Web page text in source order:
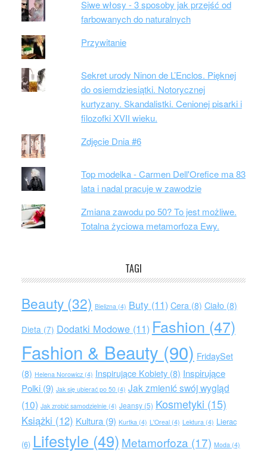
Siwe włosy - 3 sposoby jak przejść od
farbowanych do naturalnych
Przywitanie
Sekret urody Ninon de L’Enclos. Pięknej
do osiemdziesiątki. Notorycznej
kurtyzany. Skandalistki. Cenionej pisarki i
filozofki XVII wieku.
Zdjęcie Dnia #6
Top modelka - Carmen Dell'Orefice ma 83
lata i nadal pracuje w zawodzie
Zmiana zawodu po 50? To jest możliwe.
Totalna życiowa metamorfoza Ewy.
TAGI
Beauty(32) Bielizna (4) Buty(11) Cera (8) Ciało(8)
Dieta (7) Dodatki Modowe(11) Fashion (47)
Fashion & Beauty (90) FridaySet
(8) Helena Norowicz(4) Inspirujące Kobiety(8) Inspirujące
Polki(9) Jak się ubierać po 50(4) Jak zmienić swój wygląd
(10) Jak zrobić samodzielnie(4) Jeansy(5) Kosmetyki (15)
Książki (12) Kultura(9) Kurtka (4) L'Oreal(4) Lektura (4) Lierac
(6) Lifestyle (49) Metamorfoza (17) Moda (4)